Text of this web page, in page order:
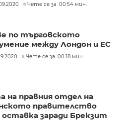
Чете се за: 00:54 мин.
по търговското
между Лондон и ЕС
Чете се за: 00:18 мин.
на правния отдел на
правителство
оставка заради Брекзит